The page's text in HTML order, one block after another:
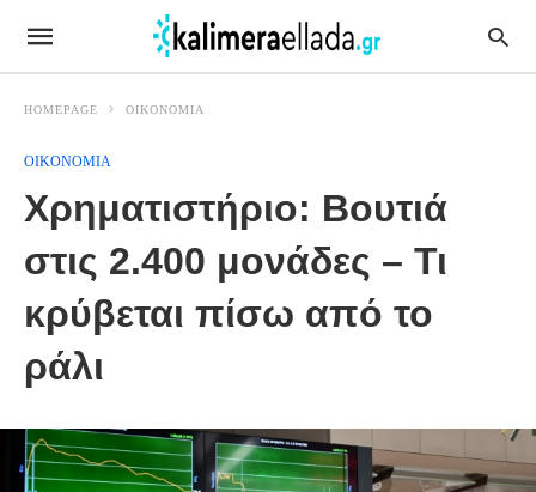
HOMEPAGE OIKONOMIA
OIKONOMIA
Χρηματιστήριο: Βουτιά
στις 2.400 μονάδες – Τι
κρύβεται πίσω από το
ράλι